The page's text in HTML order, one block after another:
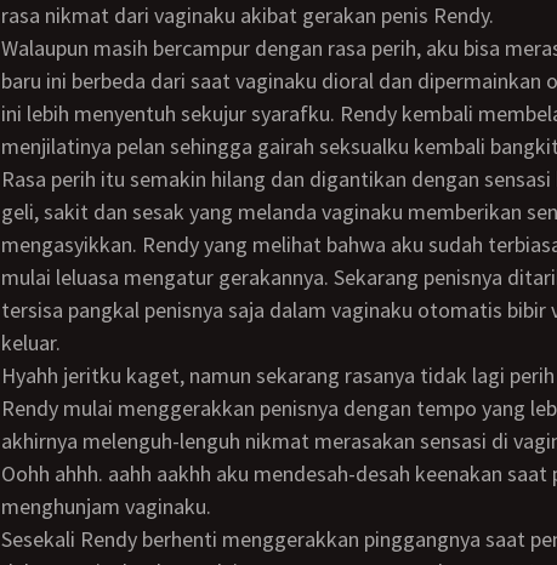
rasa nikmat dari vaginaku akibat gerakan penis Rendy.
Walaupun masih bercampur dengan rasa perih, aku bisa merasakan bahwa sensasi
baru ini berbeda dari saat vaginaku dioral dan dipermainkan
ini lebih menyentuh sekujur syarafku. Rendy kembali
menjilatinya pelan sehingga gairah seksualku kembali
Rasa perih itu semakin hilang dan digantikan dengan sensasi baru di tubuhku. Rasa
geli, sakit dan sesak yang melanda vaginaku memberikan
mengasyikkan. Rendy yang melihat bahwa aku sudah
mulai leluasa mengatur gerakannya. Sekarang penisnya
tersisa pangkal penisnya saja dalam vaginaku otomatis
keluar.
Hyahh jeritku kaget, namun sekarang rasanya tidak lagi
Rendy mulai menggerakkan penisnya dengan tempo yang lebih cepat, membuatku
akhirnya melenguh-lenguh nikmat merasakan sensasi di
Oohh ahhh. aahh aakhh aku mendesah-desah keenakan saat penis Rendy
menghunjam vaginaku.
Sesekali Rendy berhenti menggerakkan pinggangnya saat penisnya tertanam penuh